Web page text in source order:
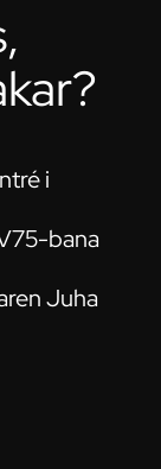
i
bana
Juha